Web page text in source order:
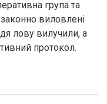
група та
виловлені
лову вилучили, а
протокол.